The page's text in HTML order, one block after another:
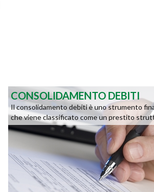
CONSOLIDAMENTO DEBITI
Il consolidamento debiti è uno strumento
che viene classificato come un prestito